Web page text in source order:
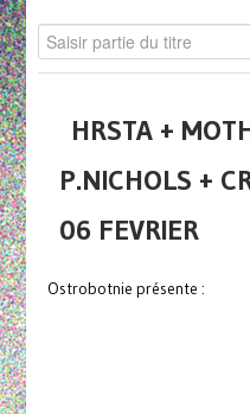
HRSTA +
P.NICHOLS +
06 FEVRIER
Ostrobotnie présente :